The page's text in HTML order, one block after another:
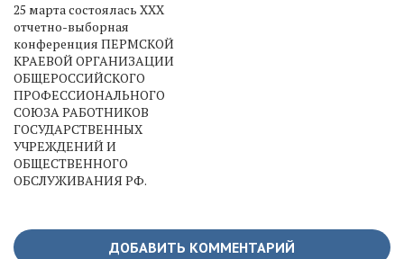
25 марта состоялась XXX
отчетно-выборная
конференция ПЕРМСКОЙ
КРАЕВОЙ ОРГАНИЗАЦИИ
ОБЩЕРОССИЙСКОГО
ПРОФЕССИОНАЛЬНОГО
СОЮЗА РАБОТНИКОВ
ГОСУДАРСТВЕННЫХ
УЧРЕЖДЕНИЙ И
ОБЩЕСТВЕННОГО
ОБСЛУЖИВАНИЯ РФ.
ДОБАВИТЬ КОММЕНТАРИЙ